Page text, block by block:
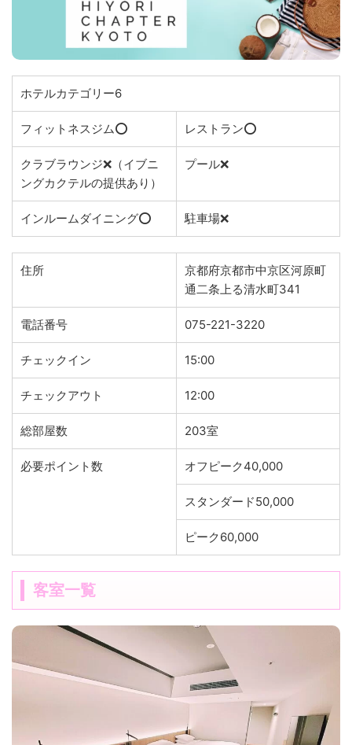
ホテルカテゴリー6
フィットネスジム⭕️ レストラン⭕️
クラブラウンジ❌（イブニ
ングカクテルの提供あり）
プール❌
インルームダイニング⭕️ 駐車場❌
住所
京都府京都市中京区河原町
通二条上る清水町341
電話番号 075-221-3220
チェックイン 15:00
チェックアウト 12:00
総部屋数 203室
必要ポイント数 オフピーク40,000
スタンダード50,000
ピーク60,000
客室一覧